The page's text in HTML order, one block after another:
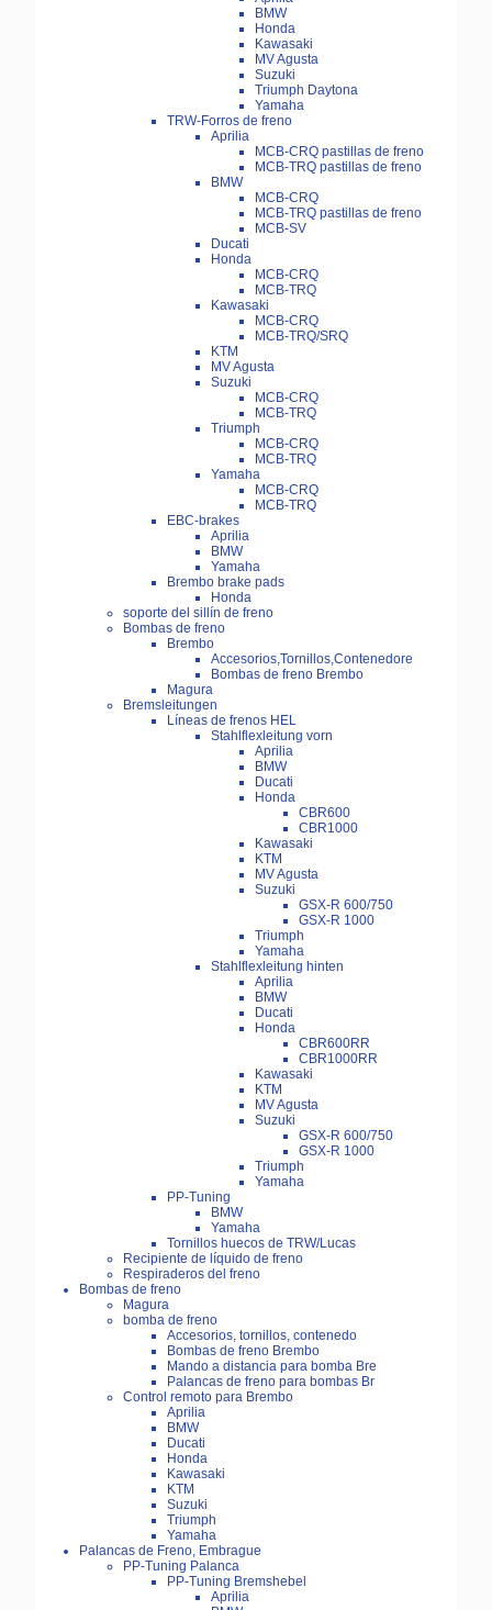
BMW
Honda
Kawasaki
MV Agusta
Suzuki
Triumph Daytona
Yamaha
TRW-Forros de freno
Aprilia
MCB-CRQ pastillas de freno
MCB-TRQ pastillas de freno
BMW
MCB-CRQ
MCB-TRQ pastillas de freno
MCB-SV
Ducati
Honda
MCB-CRQ
MCB-TRQ
Kawasaki
MCB-CRQ
MCB-TRQ/SRQ
KTM
MV Agusta
Suzuki
MCB-CRQ
MCB-TRQ
Triumph
MCB-CRQ
MCB-TRQ
Yamaha
MCB-CRQ
MCB-TRQ
EBC-brakes
Aprilia
BMW
Yamaha
Brembo brake pads
Honda
soporte del sillín de freno
Bombas de freno
Brembo
Accesorios,Tornillos,Contenedore
Bombas de freno Brembo
Magura
Bremsleitungen
Líneas de frenos HEL
Stahlflexleitung vorn
Aprilia
BMW
Ducati
Honda
CBR600
CBR1000
Kawasaki
KTM
MV Agusta
Suzuki
GSX-R 600/750
GSX-R 1000
Triumph
Yamaha
Stahlflexleitung hinten
Aprilia
BMW
Ducati
Honda
CBR600RR
CBR1000RR
Kawasaki
KTM
MV Agusta
Suzuki
GSX-R 600/750
GSX-R 1000
Triumph
Yamaha
PP-Tuning
BMW
Yamaha
Tornillos huecos de TRW/Lucas
Recipiente de líquido de freno
Respiraderos del freno
Bombas de freno
Magura
bomba de freno
Accesorios, tornillos, contenedo
Bombas de freno Brembo
Mando a distancia para bomba Bre
Palancas de freno para bombas Br
Control remoto para Brembo
Aprilia
BMW
Ducati
Honda
Kawasaki
KTM
Suzuki
Triumph
Yamaha
Palancas de Freno, Embrague
PP-Tuning Palanca
PP-Tuning Bremshebel
Aprilia